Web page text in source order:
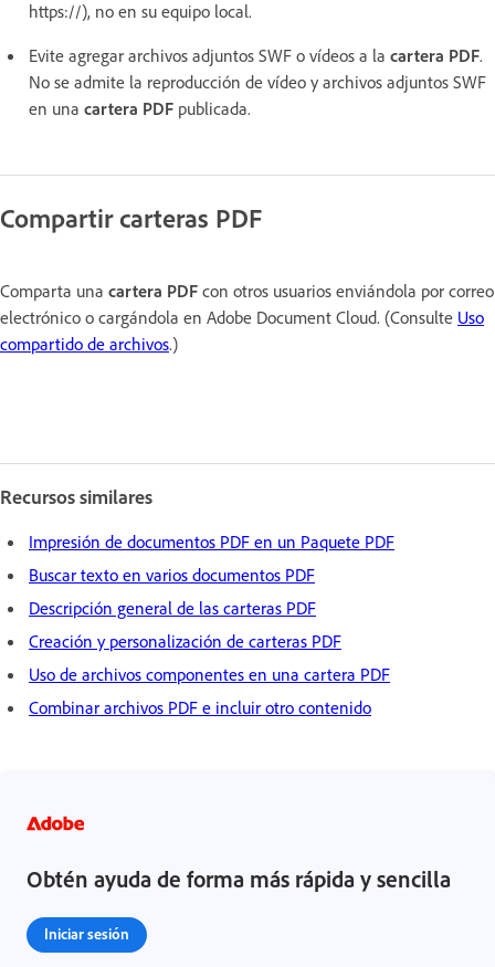
https://), no en su equipo local.
Evite agregar archivos adjuntos SWF o vídeos a la cartera PDF.
No se admite la reproducción de vídeo y archivos adjuntos SWF
en una cartera PDF publicada.
Compartir carteras PDF
Comparta una cartera PDF con otros usuarios enviándola por correo
electrónico o cargándola en Adobe Document Cloud. (Consulte Uso
compartido de archivos.)
Recursos similares
Impresión de documentos PDF en un Paquete PDF
Buscar texto en varios documentos PDF
Descripción general de las carteras PDF
Creación y personalización de carteras PDF
Uso de archivos componentes en una cartera PDF
Combinar archivos PDF e incluir otro contenido
Obtén ayuda de forma más rápida y sencilla
Iniciar sesión